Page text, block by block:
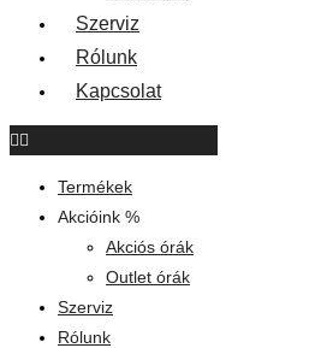
Szerviz
Rólunk
Kapcsolat
Termékek
Akcióink %
Akciós órák
Outlet órák
Szerviz
Rólunk